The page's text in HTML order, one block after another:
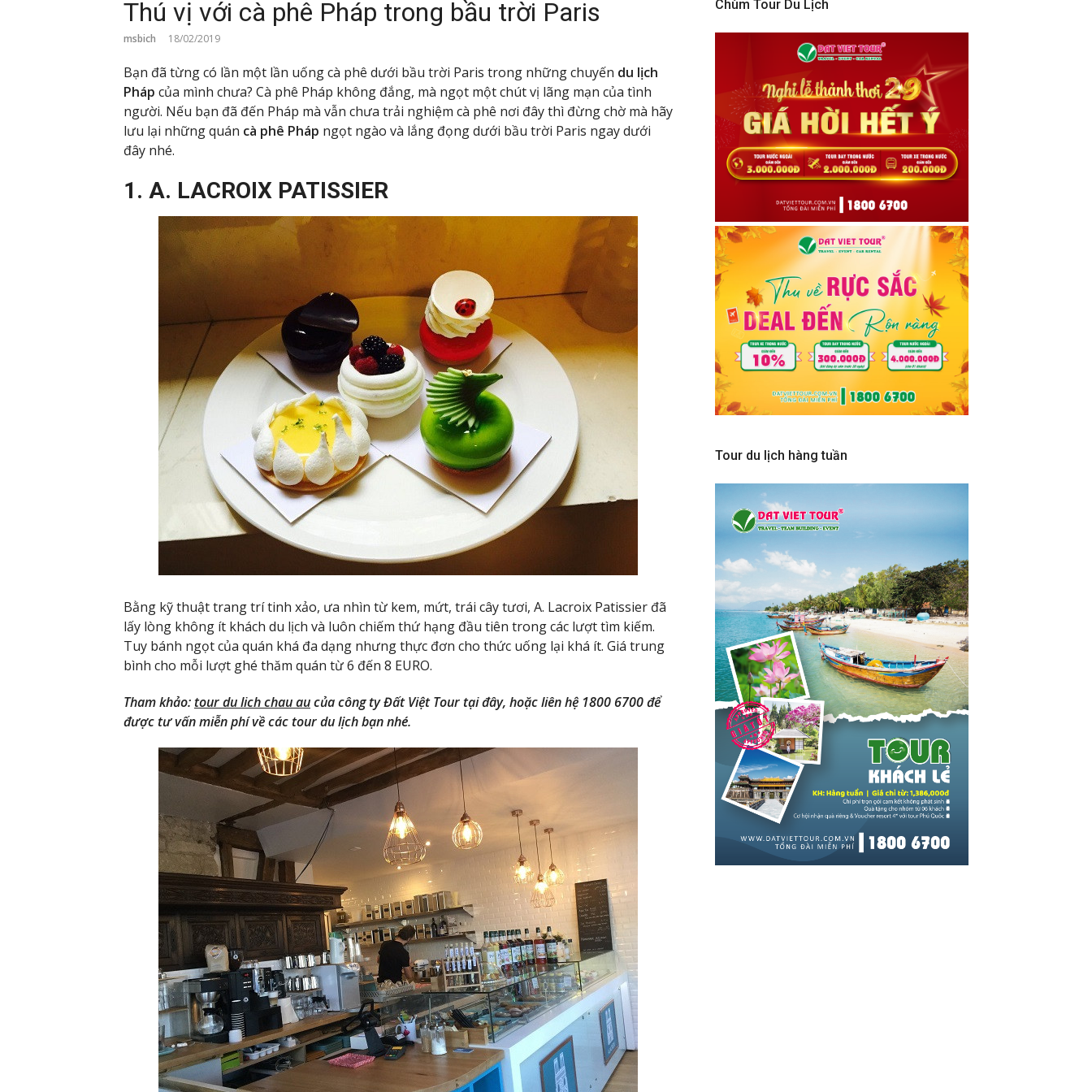
Thú vị với cà phê Pháp trong bầu trời Paris
msbich 18/02/2019
Bạn đã từng có lần một lần uống cà phê dưới bầu trời Paris trong những chuyến du lịch
Pháp của mình chưa? Cà phê Pháp không đắng, mà ngọt một chút vị lãng mạn của tình
người. Nếu bạn đã đến Pháp mà vẫn chưa trải nghiệm cà phê nơi đây thì đừng chờ mà hãy
lưu lại những quán cà phê Pháp ngọt ngào và lắng đọng dưới bầu trời Paris ngay dưới
đây nhé.
1. A. LACROIX PATISSIER
Bằng kỹ thuật trang trí tinh xảo, ưa nhìn từ kem, mứt, trái cây tươi, A. Lacroix Patissier đã
lấy lòng không ít khách du lịch và luôn chiếm thứ hạng đầu tiên trong các lượt tìm kiếm.
Tuy bánh ngọt của quán khá đa dạng nhưng thực đơn cho thức uống lại khá ít. Giá trung
bình cho mỗi lượt ghé thăm quán từ 6 đến 8 EURO.
Tham khảo:tour du lich chau aucủa công ty Đất Việt Tour tại đây, hoặc liên hệ 1800 6700 để
được tư vấn miễn phí về các tour du lịch bạn nhé.
Chùm Tour Du Lịch
Tour du lịch hàng tuần